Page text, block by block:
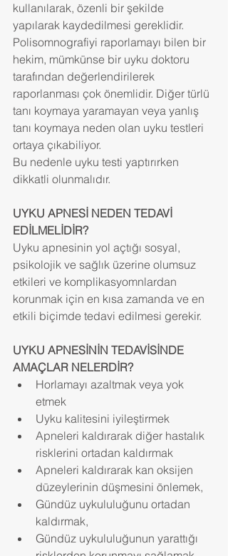
kullanılarak, özenli bir şekilde
yapılarak kaydedilmesi gereklidir.
Polisomnografiyi raporlamayı bilen bir
hekim, mümkünse bir uyku doktoru
tarafından değerlendirilerek
raporlanması çok önemlidir. Diğer türlü
tanı koymaya yaramayan veya yanlış
tanı koymaya neden olan uyku testleri
ortaya çıkabiliyor.
Bu nedenle uyku testi yaptırırken
dikkatli olunmalıdır.
UYKU APNESİ NEDEN TEDAVİ
EDİLMELİDİR?
Uyku apnesinin yol açtığı sosyal,
psikolojik ve sağlık üzerine olumsuz
etkileri ve komplikasyomnlardan
korunmak için en kısa zamanda ve en
etkili biçimde tedavi edilmesi gerekir.
UYKU APNESİNİN TEDAVİSİNDE
AMAÇLAR NELERDİR?
Horlamayı azaltmak veya yok
etmek
Uyku kalitesini iyileştirmek
Apneleri kaldırarak diğer hastalık
risklerini ortadan kaldırmak
Apneleri kaldırarak kan oksijen
düzeylerinin düşmesini önlemek,
Gündüz uykululuğunu ortadan
kaldırmak,
Gündüz uykululuğunun yarattığı